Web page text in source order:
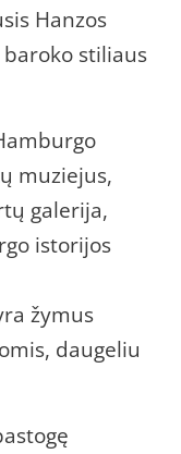
Hanzos
stiliaus
muziejus,
galerija,
istorijos
žymus
daugeliu